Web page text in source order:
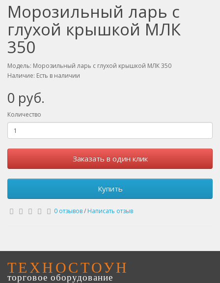
Морозильный ларь с
глухой крышкой МЛК
350
Модель: Морозильный ларь с глухой крышкой МЛК 350
Наличие: Есть в наличии
0 руб.
Количество
Заказать в один клик
Купить
0 отзывов/ Написать отзыв
ТЕХНОСТОУН
торговое оборудование